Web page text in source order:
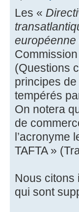
Les «
européenne
(Questions
principes
tempérés
On notera
de
l’acronyme
TAFTA »
Nous citons
qui sont